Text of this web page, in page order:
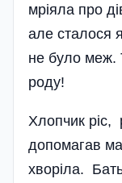
мріяла про
але сталося
не було меж.
роду!
Хлопчик ріс,
допомагав
хворіла.